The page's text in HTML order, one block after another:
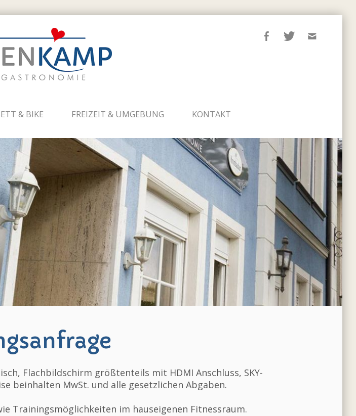
& BIKE FREIZEIT & UMGEBUNG KONTAKT
Flachbildschirm größtenteils mit HDMI Anschluss, SKY-
beinhalten MwSt. und alle gesetzlichen Abgaben.
Trainingsmöglichkeiten im hauseigenen Fitnessraum.